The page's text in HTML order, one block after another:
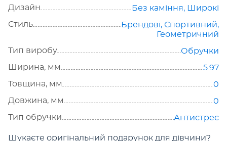
Дизайн
Без каміння,
Широкі
Стиль
Брендові, Спортивний,
Геометричний
Тип виробу
Обручки
Ширина, мм
5.97
Товщина, мм
0
Довжина, мм
0
Тип обручки
Антистрес
Шукаєте оригінальний подарунок для дівчини?